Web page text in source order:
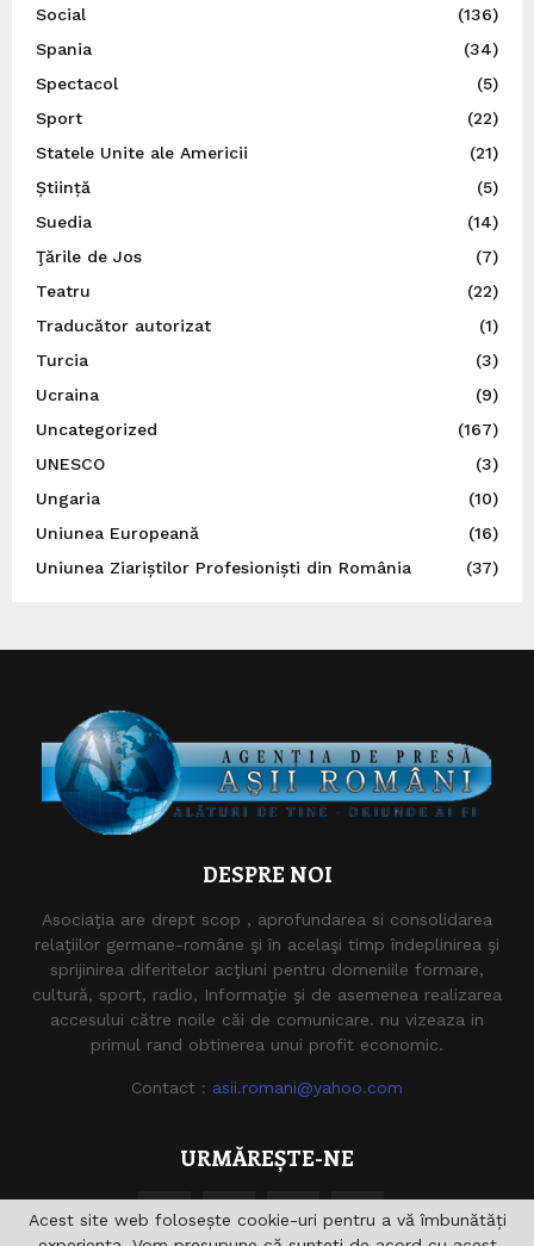
Social
(136)
Spania
(34)
Spectacol
(5)
Sport
(22)
Statele Unite ale Americii
(21)
Știință
(5)
Suedia
(14)
Ţările de Jos
(7)
Teatru
(22)
Traducător autorizat
(1)
Turcia
(3)
Ucraina
(9)
Uncategorized
(167)
UNESCO
(3)
Ungaria
(10)
Uniunea Europeană
(16)
Uniunea Ziariștilor Profesioniști din România
(37)
DESPRE NOI
Asociaţia are drept scop , aprofundarea si consolidarea
relaţiilor germane-române şi în acelaşi timp îndeplinirea şi
sprijinirea diferitelor acţiuni pentru domeniile formare,
cultură, sport, radio, Informaţie şi de asemenea realizarea
accesului către noile căi de comunicare. nu vizeaza in
primul rand obtinerea unui profit economic.
Contact : asii.romani@yahoo.com
URMĂREȘTE-NE
Acest site web folosește cookie-uri pentru a vă îmbunătăți